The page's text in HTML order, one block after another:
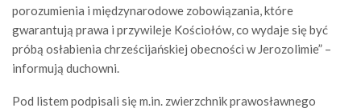
porozumienia i międzynarodowe zobowiązania, które
gwarantują prawa i przywileje Kościołów, co wydaje się być
próbą osłabienia chrześcijańskiej obecności w Jerozolimie” –
informują duchowni.
Pod listem podpisali się m.in. zwierzchnik prawosławnego